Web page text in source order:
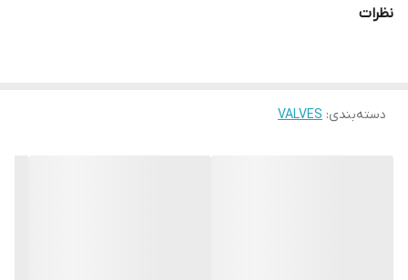
نظرات
دسته‌بندی:
VALVES